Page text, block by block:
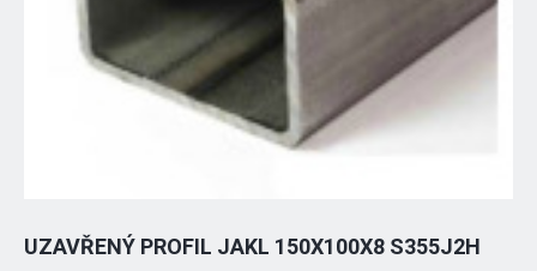
UZAVŘENÝ PROFIL JAKL 150X100X8 S355J2H